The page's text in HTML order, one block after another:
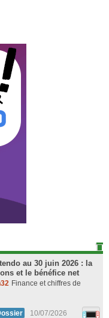
au 30 juin 2026 : la
et le bénéfice net
Finance et chiffres de
10/07/2026